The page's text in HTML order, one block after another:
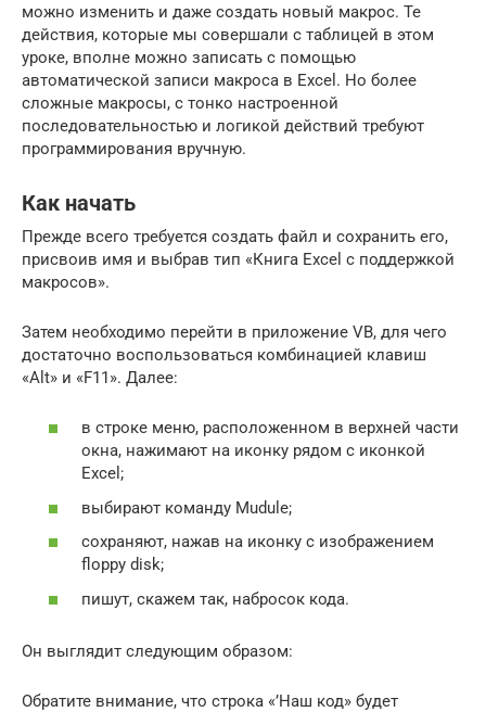
можно изменить и даже создать новый макрос. Те
действия, которые мы совершали с таблицей в этом
уроке, вполне можно записать с помощью
автоматической записи макроса в Excel. Но более
сложные макросы, с тонко настроенной
последовательностью и логикой действий требуют
программирования вручную.
Как начать
Прежде всего требуется создать файл и сохранить его,
присвоив имя и выбрав тип «Книга Excel с поддержкой
макросов».
Затем необходимо перейти в приложение VB, для чего
достаточно воспользоваться комбинацией клавиш
«Alt» и «F11». Далее:
в строке меню, расположенном в верхней части
окна, нажимают на иконку рядом с иконкой
Excel;
выбирают команду Mudule;
сохраняют, нажав на иконку с изображением
floppy disk;
пишут, скажем так, набросок кода.
Он выглядит следующим образом:
Обратите внимание, что строка «’Наш код» будет